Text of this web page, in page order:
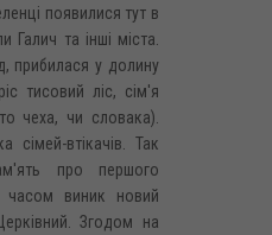
появилися тут в
та інші міста.
прибилася у долину
тисовий ліс, сім'я
чеха, чи словака).
втікачів. Так
про першого
часом виник новий
Згодом на